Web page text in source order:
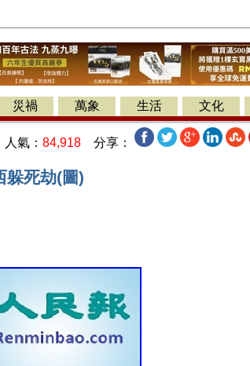
災禍 萬象 生活 文化
人氣： 84,918 分享：
躲死劫(圖)